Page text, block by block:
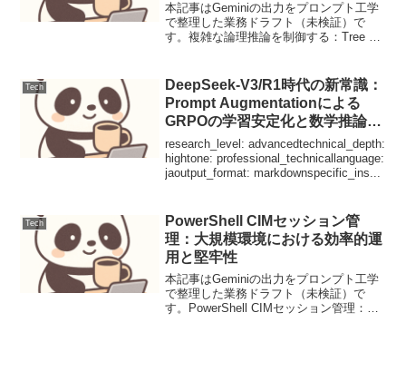
本記事はGeminiの出力をプロンプト工学
で整理した業務ドラフト（未検証）で
す。複雑な論理推論を制御する：Tree of
と課題】多角的な仮説検証...
Tech
DeepSeek-V3/R1時代の新常識：
Prompt Augmentationによる
GRPOの学習安定化と数学推論能
力の向上
research_level: advancedtechnical_depth:
hightone: professional_technicallanguage:
jaoutput_format: markdownspecific_ins...
Tech
PowerShell CIMセッション管
理：大規模環境における効率的運
用と堅牢性
本記事はGeminiの出力をプロンプト工学
で整理した業務ドラフト（未検証）で
す。PowerShell CIMセッション管理：大